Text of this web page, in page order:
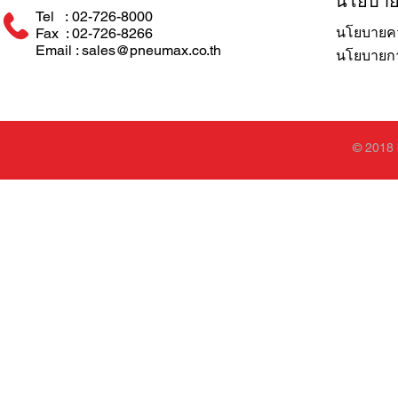
Tel : 02-726-8000
Fax : 02-726-8266
Email : sales@pneumax.co.th
นโยบาย
นโยบาย
© 2018